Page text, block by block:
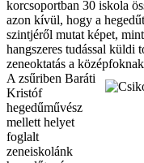
korcsoportban 30 iskola
azon kívül, hogy a
szintjéről mutat képet,
hangszeres tudással küldi
zeneoktatás a
A zsűriben Baráti
Kristóf
hegedűművész
mellett helyet
foglalt
zeneiskolánk